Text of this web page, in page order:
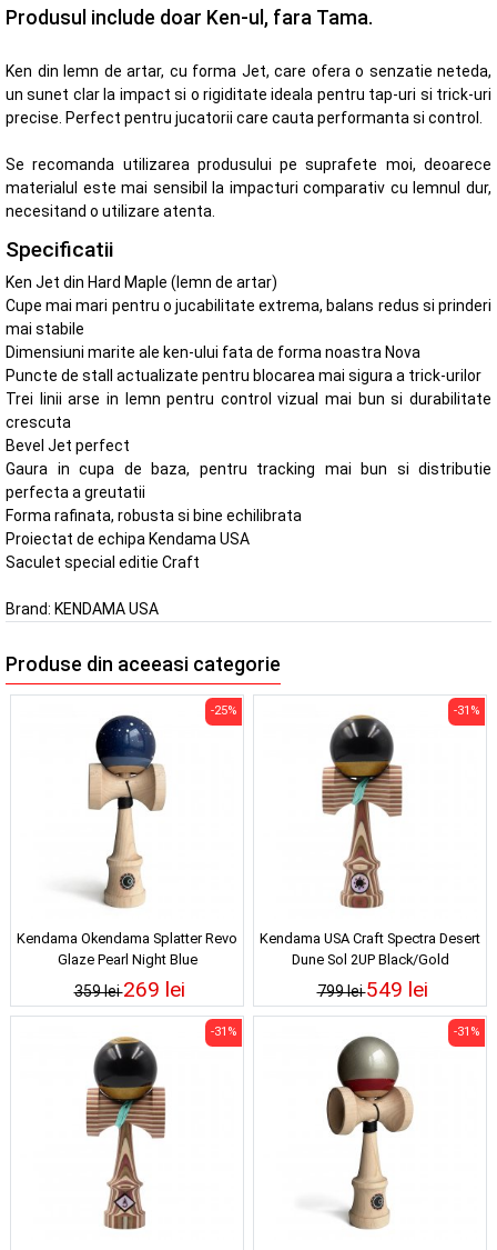
Produsul include doar Ken-ul, fara Tama.
Ken din lemn de artar, cu forma Jet, care ofera o senzatie neteda,
un sunet clar la impact si o rigiditate ideala pentru tap-uri si trick-uri
precise. Perfect pentru jucatorii care cauta performanta si control.
Se recomanda utilizarea produsului pe suprafete moi, deoarece
materialul este mai sensibil la impacturi comparativ cu lemnul dur,
necesitand o utilizare atenta.
Specificatii
Ken Jet din Hard Maple (lemn de artar)
Cupe mai mari pentru o jucabilitate extrema, balans redus si prinderi
mai stabile
Dimensiuni marite ale ken-ului fata de forma noastra Nova
Puncte de stall actualizate pentru blocarea mai sigura a trick-urilor
Trei linii arse in lemn pentru control vizual mai bun si durabilitate
crescuta
Bevel Jet perfect
Gaura in cupa de baza, pentru tracking mai bun si distributie
perfecta a greutatii
Forma rafinata, robusta si bine echilibrata
Proiectat de echipa Kendama USA
Saculet special editie Craft
Brand: KENDAMA USA
Produse din aceeasi categorie
Kendama Okendama Splatter Revo
Glaze Pearl Night Blue
359 lei
-25%
269 lei
Kendama USA Craft Spectra Desert
Dune Sol 2UP Black/Gold
799 lei
-31%
549 lei
-31% -31%